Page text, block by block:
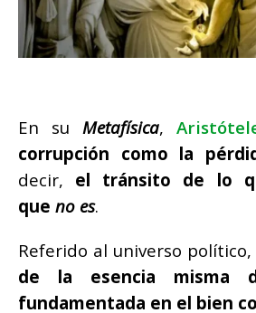
En su Metafísica,
corrupción como la
decir, el tránsito de lo
que no es.
Referido al universo político,
de la esencia misma
fundamentada en el bien